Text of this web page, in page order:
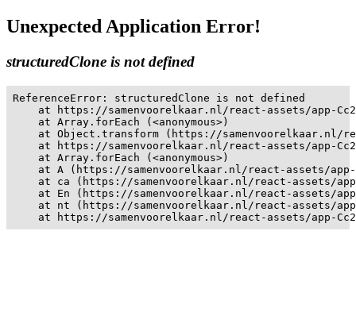
Unexpected Application Error!
structuredClone is not defined
ReferenceError: structuredClone is not defined
at https://samenvoorelkaar.nl/react-assets/app-
    at Array.forEach (<anonymous>)
at Object.transform (https://samenvoorelkaar.nl/
at https://samenvoorelkaar.nl/react-assets/app-
    at Array.forEach (<anonymous>)
at A (https://samenvoorelkaar.nl/react-assets/
at ca (https://samenvoorelkaar.nl/react-assets/
at En (https://samenvoorelkaar.nl/react-assets/
at nt (https://samenvoorelkaar.nl/react-assets/
at https://samenvoorelkaar.nl/react-assets/app-